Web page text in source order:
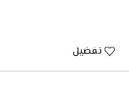
تفضيل